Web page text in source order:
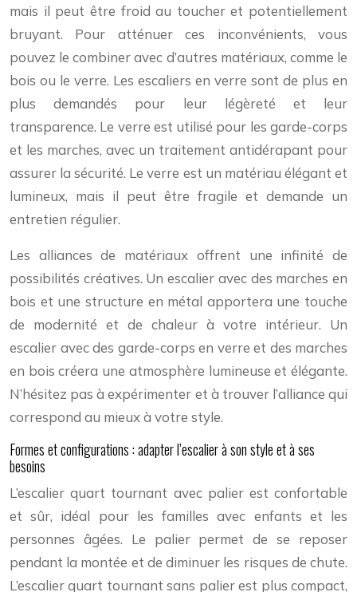
mais il peut être froid au toucher et potentiellement
bruyant. Pour atténuer ces inconvénients, vous
pouvez le combiner avec d’autres matériaux, comme le
bois ou le verre. Les escaliers en verre sont de plus en
plus demandés pour leur légèreté et leur
transparence. Le verre est utilisé pour les garde-corps
et les marches, avec un traitement antidérapant pour
assurer la sécurité. Le verre est un matériau élégant et
lumineux, mais il peut être fragile et demande un
entretien régulier.
Les alliances de matériaux offrent une infinité de
possibilités créatives. Un escalier avec des marches en
bois et une structure en métal apportera une touche
de modernité et de chaleur à votre intérieur. Un
escalier avec des garde-corps en verre et des marches
en bois créera une atmosphère lumineuse et élégante.
N’hésitez pas à expérimenter et à trouver l’alliance qui
correspond au mieux à votre style.
Formes et configurations : adapter l’escalier à son style et à ses
besoins
L’escalier quart tournant avec palier est confortable
et sûr, idéal pour les familles avec enfants et les
personnes âgées. Le palier permet de se reposer
pendant la montée et de diminuer les risques de chute.
L’escalier quart tournant sans palier est plus compact,